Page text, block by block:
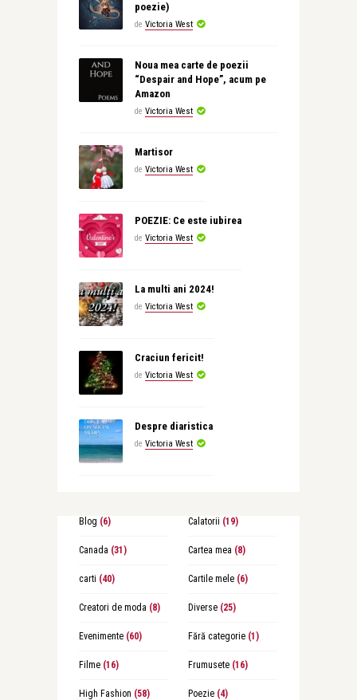
poezie)
de Victoria West
Noua mea carte de poezii
“Despair and Hope”, acum pe
Amazon
de Victoria West
Martisor
de Victoria West
POEZIE: Ce este iubirea
de Victoria West
La multi ani 2024!
de Victoria West
Craciun fericit!
de Victoria West
Despre diaristica
de Victoria West
Blog (6) Calatorii (19)
Canada (31) Cartea mea (8)
carti (40) Cartile mele(6)
Creatori de moda (8) Diverse(25)
Evenimente(60) Fără categorie(1)
Filme(16) Frumusete(16)
High Fashion (58) Poezie(4)